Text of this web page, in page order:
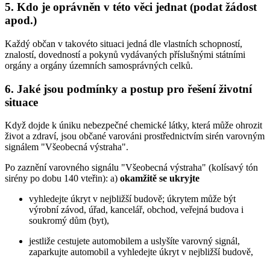
5. Kdo je oprávněn v této věci jednat (podat žádost
apod.)
Každý občan v takovéto situaci jedná dle vlastních schopností,
znalostí, dovedností a pokynů vydávaných příslušnými státními
orgány a orgány územních samosprávných celků.
6. Jaké jsou podmínky a postup pro řešení životní
situace
Když dojde k úniku nebezpečné chemické látky, která může ohrozit
život a zdraví, jsou občané varováni prostřednictvím sirén varovným
signálem "Všeobecná výstraha".
Po zaznění varovného signálu "Všeobecná výstraha" (kolísavý tón
sirény po dobu 140 vteřin): a) okamžitě se ukryjte
vyhledejte úkryt v nejbližší budově; úkrytem může být
výrobní závod, úřad, kancelář, obchod, veřejná budova i
soukromý dům (byt),
jestliže cestujete automobilem a uslyšíte varovný signál,
zaparkujte automobil a vyhledejte úkryt v nejbližší budově,